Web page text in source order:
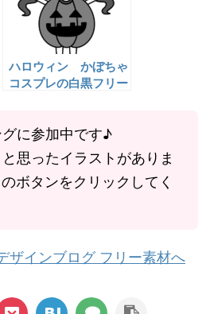
ハロウィン かぼちゃ
コスプレの白黒フリー
に参加中です♪
思ったイラストがありま
ボタンをクリックしてく